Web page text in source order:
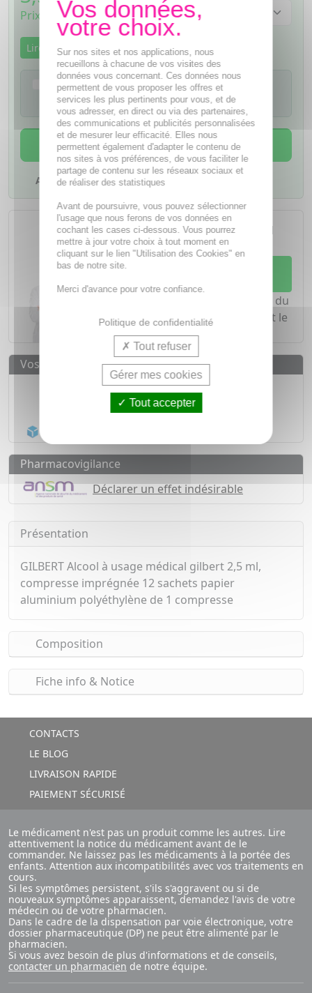
Prix de vente au public fixé librement
Lire la notice
Je confirme avoir lu la notice de ce
médicament
AJOUTER AU PANIER
Ajouter à mes favoris
L'achat d'un médicament sans
ordonnance nécessite le conseil
d'unpharmacien
Notre équipe est à votre écoute du
lundi au vendredi de
et le
samedi de8h à 19h30
Vos avantages
Médicaments d'origineCERTIFIÉE
médicaments
Pharmacovigilance
Déclarer un effet indésirable
Présentation
GILBERT Alcool à usage médical gilbert 2,5 ml,
compresse imprégnée 12 sachets papier
aluminium polyéthylène de 1 compresse
Composition
Fiche info & Notice
CONTACTS
LE BLOG
LIVRAISON RAPIDE
PAIEMENT SÉCURISÉ
Le médicament n'est pas un produit comme les autres. Lire
attentivement la notice du médicament avant de le
commander. Ne laissez pas les médicaments à la portée des
enfants. Attention aux incompatibilités avec vos traitements en
cours.
Si les symptômes persistent, s'ils s'aggravent ou si de
nouveaux symptômes apparaissent, demandez l'avis de votre
médecin ou de votre pharmacien.
Dans le cadre de la dispensation par voie électronique, votre
dossier pharmaceutique (DP) ne peut être alimenté par le
pharmacien.
Si vous avez besoin de plus d'informations et de conseils,
contacter un pharmacien de notre équipe.
Sur nos sites et nos applications, nous
recueillons à chacune de vos visites des
données vous concernant. Ces données nous
permettent de vous proposer les offres et
services les plus pertinents pour vous, et de
vous adresser, en direct ou via des partenaires,
des communications et publicités personnalisées
et de mesurer leur efficacité. Elles nous
permettent également d'adapter le contenu de
nos sites à vos préférences, de vous faciliter le
partage de contenu sur les réseaux sociaux et
de réaliser des statistiques
Avant de poursuivre, vous pouvez sélectionner
l'usage que nous ferons de vos données en
cochant les cases ci-dessous. Vous pourrez
mettre à jour votre choix à tout moment en
cliquant sur le lien "Utilisation des Cookies" en
bas de notre site.
Merci d'avance pour votre confiance.
Politique de confidentialité
Tout refuser
Gérer mes cookies
Tout accepter